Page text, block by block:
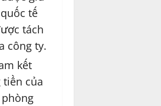
tế
tách
công ty.
kết
tiền của